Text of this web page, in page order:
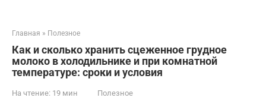
Главная » Полезное
Как и сколько хранить сцеженное грудное
молоко в холодильнике и при комнатной
температуре: сроки и условия
На чтение: 19 мин Полезное